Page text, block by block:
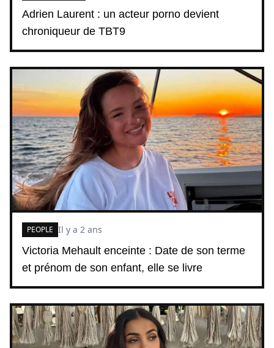
Adrien Laurent : un acteur porno devient
chroniqueur de TBT9
Victoria Mehault enceinte : Date de son terme
et prénom de son enfant, elle se livre
PEOPLE Il y a 2 ans